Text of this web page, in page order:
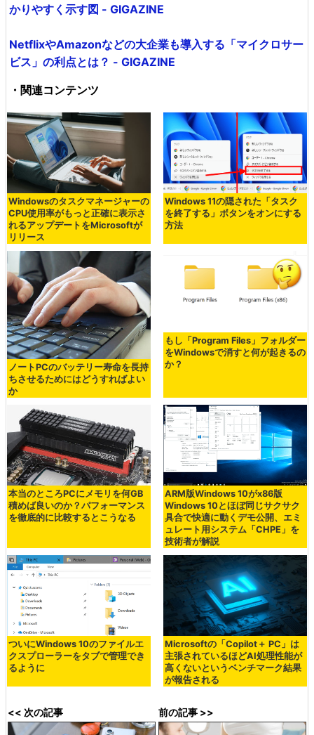
かりやすく示す図 - GIGAZINE
NetflixやAmazonなどの大企業も導入する「マイクロサー
ビス」の利点とは？ - GIGAZINE
・関連コンテンツ
Windowsのタスクマネージャーの
CPU使用率がもっと正確に表示さ
れるアップデートをMicrosoftが
リリース
Windows 11の隠された「タスク
を終了する」ボタンをオンにする
方法
ノートPCのバッテリー寿命を長持
ちさせるためにはどうすればよい
か
もし「Program Files」フォルダー
をWindowsで消すと何が起きるの
か？
本当のところPCにメモリを何GB
積めば良いのか？パフォーマンス
を徹底的に比較するとこうなる
ARM版Windows 10がx86版
Windows 10とほぼ同じサクサク
具合で快適に動くデモ公開、エミ
ュレート用システム「CHPE」を
技術者が解説
ついにWindows 10のファイルエ
クスプローラーをタブで管理でき
るように
Microsoftの「Copilot＋ PC」は
主張されているほどAI処理性能が
高くないというベンチマーク結果
が報告される
<< 次の記事 前の記事 >>